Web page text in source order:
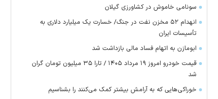
سونامی خاموش در کشاورزی گیلان
انهدام ۵۲ مخزن نفت در جنگ/ خسارت یک میلیارد دلاری به
تأسیسات ایران
ابومازن به اتهام فساد مالی بازداشت شد
قیمت خودرو امروز ۱۹ مرداد ۱۴۰۵ / تارا ۳۵ میلیون تومان گران
شد
خوراکی‌هایی که به آرامش بیشتر کمک می‌کنند را بشناسیم